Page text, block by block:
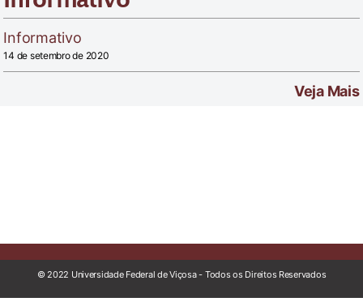
Informativo
14 de setembro de 2020
Veja Mais
© 2022 Universidade Federal de Viçosa - Todos os Direitos Reservados